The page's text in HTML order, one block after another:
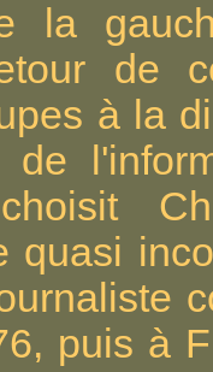
la
de
à la
quasi
puis à